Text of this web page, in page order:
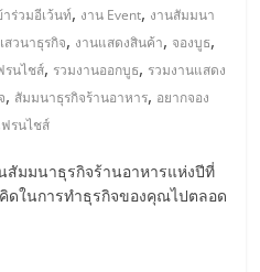
าร่วมอีเว้นท์, งาน Event, งานสัมมนา
สวนาธุรกิจ, งานแสดงสินค้า, จองบูธ,
รนไชส์, รวมงานออกบูธ, รวมงานแสดง
, สัมมนาธุรกิจร้านอาหาร, อยากจอง
รนไชส์
สัมมนาธุรกิจร้านอาหารแห่งปีที่
ดในการทำธุรกิจของคุณไปตลอด